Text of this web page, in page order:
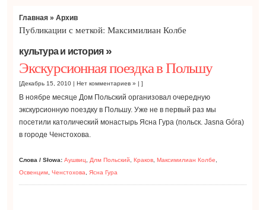
Главная » Архив
Публикации с меткой: Максимилиан Колбе
культура и история»
Экскурсионная поездка в Польшу
[Декабрь 15, 2010 |Нет комментариев » | ]
В ноябре месяце Дом Польский организовал очередную
экскурсионную поездку в Польшу. Уже не в первый раз мы
посетили католический монастырь Ясна Гура (польск. Jasna Góra)
в городе Ченстохова.
Слова / Słowa: Аушвиц Длм Польский ,Краков ,Максимилиан Колбе
Освенцим ,Ченстохова ,Ясна Гура